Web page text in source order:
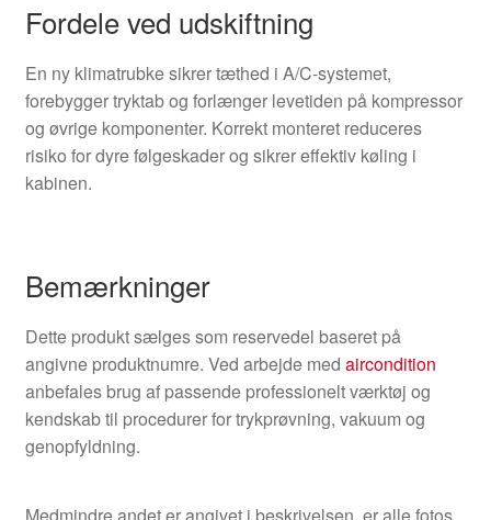
Fordele ved udskiftning
En ny klimatrubke sikrer tæthed i A/C-systemet,
forebygger tryktab og forlænger levetiden på kompressor
og øvrige komponenter. Korrekt monteret reduceres
risiko for dyre følgeskader og sikrer effektiv køling i
kabinen.
Bemærkninger
Dette produkt sælges som reservedel baseret på
angivne produktnumre. Ved arbejde med aircondition
anbefales brug af passende professionelt værktøj og
kendskab til procedurer for trykprøvning, vakuum og
genopfyldning.